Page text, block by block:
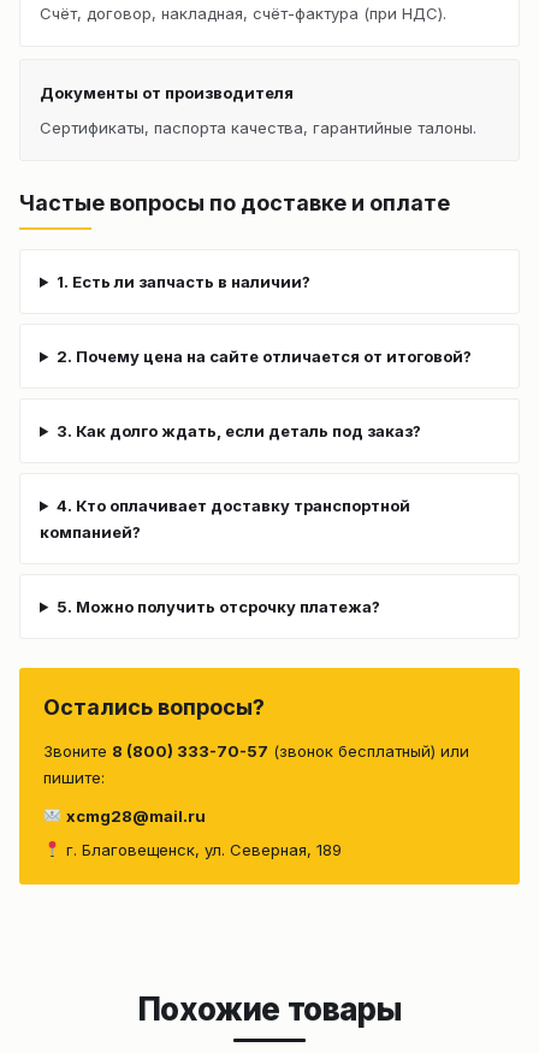
Счёт, договор, накладная, счёт-фактура (при НДС).
Документы от производителя
Сертификаты, паспорта качества, гарантийные талоны.
Частые вопросы по доставке и оплате
1. Есть ли запчасть в наличии?
2. Почему цена на сайте отличается от итоговой?
3. Как долго ждать, если деталь под заказ?
4. Кто оплачивает доставку транспортной
компанией?
5. Можно получить отсрочку платежа?
Остались вопросы?
Звоните 8 (800) 333-70-57 (звонок бесплатный) или
пишите:
xcmg28@mail.ru
г. Благовещенск, ул. Северная, 189
Похожие товары